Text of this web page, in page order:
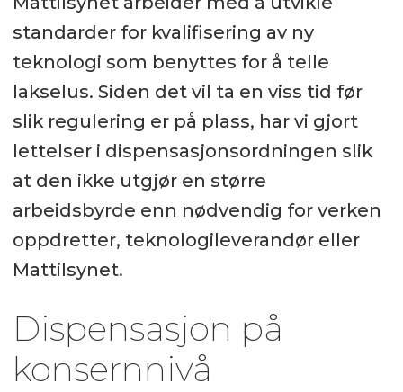
standarder for kvalifisering av ny
teknologi som benyttes for å telle
lakselus. Siden det vil ta en viss tid før
slik regulering er på plass, har vi gjort
lettelser i dispensasjonsordningen slik
at den ikke utgjør en større
arbeidsbyrde enn nødvendig for verken
oppdretter, teknologileverandør eller
Mattilsynet.
Dispensasjon på
konsernnivå